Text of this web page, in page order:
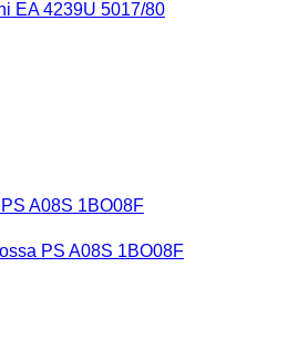
A08S 1BO08F